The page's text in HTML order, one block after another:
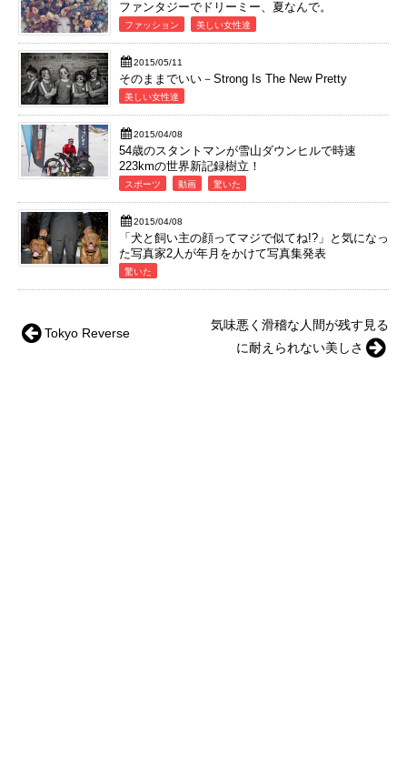
ファンタジーでドリーミー、夏なんで。
ファッション 美しい女性達
2015/05/11
そのままでいい－Strong Is The New Pretty
美しい女性達
2015/04/08
54歳のスタントマンが雪山ダウンヒルで時速
223kmの世界新記録樹立！
スポーツ 動画 驚いた
2015/04/08
「犬と飼い主の顔ってマジで似てね!?」と気になっ
た写真家2人が年月をかけて写真集発表
驚いた
気味悪く滑稽な人間が残す見る
に耐えられない美しさ
Tokyo Reverse